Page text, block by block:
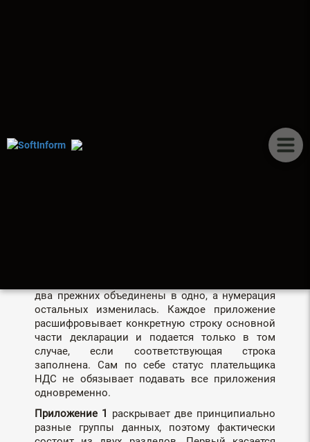
ДЕКЛАРАЦИИ ПО НДС —
два прежних объединены в одно, а нумерация
остальных изменилась. Каждое приложение
расшифровывает конкретную строку основной
части декларации и подается только в том
случае, если соответствующая строка
заполнена. Сам по себе статус плательщика
НДС не обязывает подавать все приложения
одновременно.
Приложение 1 раскрывает две принципиально
разные группы данных, поэтому фактически